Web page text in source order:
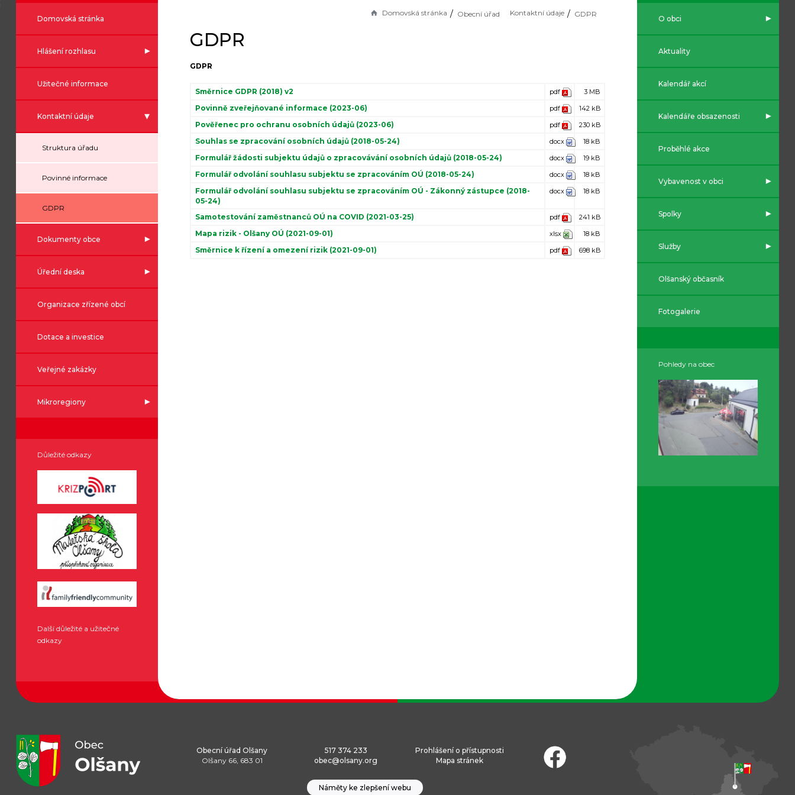
Domovská stránka
Hlášení rozhlasu
Užitečné informace
Kontaktní údaje
Struktura úřadu
Povinné informace
GDPR
Dokumenty obce
Úřední deska
Organizace zřízené obcí
Dotace a investice
Veřejné zakázky
Mikroregiony
Důležité odkazy
Další důležité a užitečné
odkazy
Domovská stránka Obecní úřad Kontaktní údaje GDPR
GDPR
GDPR
Směrnice GDPR (2018) v2 pdf 3 MB
Povinně zveřejňované informace (2023-06) pdf 142 kB
Pověřenec pro ochranu osobních údajů (2023-06) pdf 230 kB
Souhlas se zpracování osobních údajů (2018-05-24) docx 18 kB
Formulář žádosti subjektu údajů o zpracovávání osobních údajů (2018-05-24) docx 19 kB
Formulář odvolání souhlasu subjektu se zpracováním OÚ (2018-05-24) docx 18 kB
Formulář odvolání souhlasu subjektu se zpracováním OÚ - Zákonný zástupce (2018-
05-24)
docx 18 kB
Samotestování zaměstnanců OÚ na COVID (2021-03-25) pdf 241 kB
Mapa rizik - Olšany OÚ (2021-09-01) xlsx 18 kB
Směrnice k řízení a omezení rizik (2021-09-01) pdf 698 kB
O obci
Aktuality
Kalendář akcí
Kalendáře obsazenosti
Proběhlé akce
Vybavenost v obci
Spolky
Služby
Olšanský občasník
Fotogalerie
Pohledy na obec
Obecní úřad Olšany
Olšany 66, 683 01
517 374 233
obec@olsany.org
Prohlášení o přístupnosti
Mapa stránek
Náměty ke zlepšení webu